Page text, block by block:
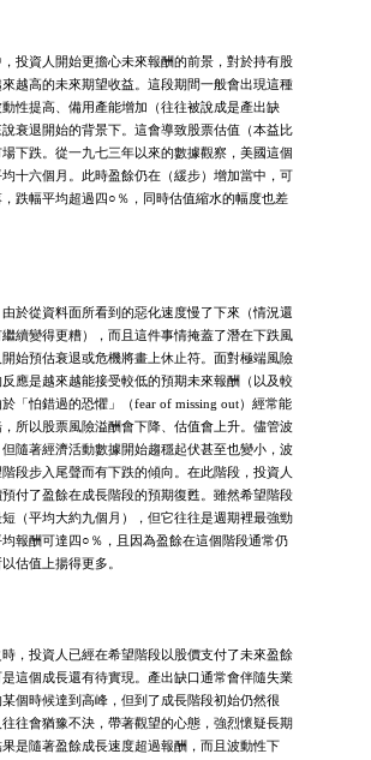
投資人開始更擔心未來報酬的前景，對於持有股
越高的未來期望收益。這段期間一般會出現這種
性提高、備用產能增加（往往被說成是產出缺
衰退開始的背景下。這會導致股票估值（本益比
下跌。從一九七三年以來的數據觀察，美國這個
十六個月。此時盈餘仍在（緩步）增加當中，可
跌幅平均超過四○％，同時估值縮水的幅度也差
於從資料面所看到的惡化速度慢了下來（情況還
續變得更糟），而且這件事情掩蓋了潛在下跌風
始預估衰退或危機將畫上休止符。面對極端風險
應是越來越能接受較低的預期未來報酬（以及較
「怕錯過的恐懼」（fear of missing out）經常能
所以股票風險溢酬會下降、估值會上升。儘管波
隨著經濟活動數據開始趨穩起伏甚至也變小，波
段步入尾聲而有下跌的傾向。在此階段，投資人
付了盈餘在成長階段的預期復甦。雖然希望階段
（平均大約九個月），但它往往是週期裡最強勁
報酬可達四○％，且因為盈餘在這個階段通常仍
估值上揚得更多。
，投資人已經在希望階段以股價支付了未來盈餘
這個成長還有待實現。產出缺口通常會伴隨失業
個時候達到高峰，但到了成長階段初始仍然很
往會猶豫不決，帶著觀望的心態，強烈懷疑長期
是隨著盈餘成長速度超過報酬，而且波動性下